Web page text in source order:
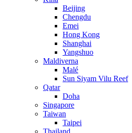
Beijing
Chengdu
Emei
Hong Kong
Shanghai
Yangshuo
Maldiverna
Malé
Sun Siyam Vilu Reef
Qatar
Doha
Singapore
Taiwan
Taipei
Thailand